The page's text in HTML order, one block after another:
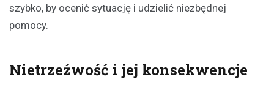
szybko, by ocenić sytuację i udzielić niezbędnej
pomocy.
Nietrzeźwość i jej konsekwencje